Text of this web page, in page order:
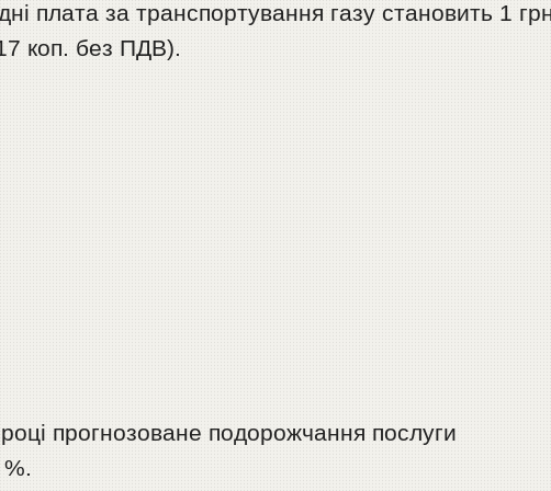
плата за транспортування газу становить 1
коп. без ПДВ).
прогнозоване подорожчання послуги